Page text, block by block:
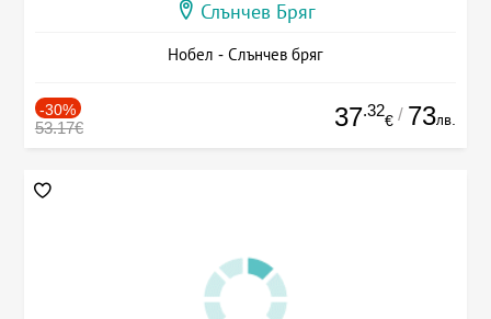
Слънчев Бряг
Нобел - Слънчев бряг
-30%
53.17€ 37.32
€ / 73лв.